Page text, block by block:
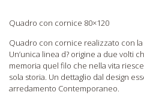
Quadro con cornice 80×120
Quadro con cornice realizzato con
Un’unica linea d? origine a due volti
memoria quel filo che nella vita
sola storia. Un dettaglio dal design
arredamento Contemporaneo.